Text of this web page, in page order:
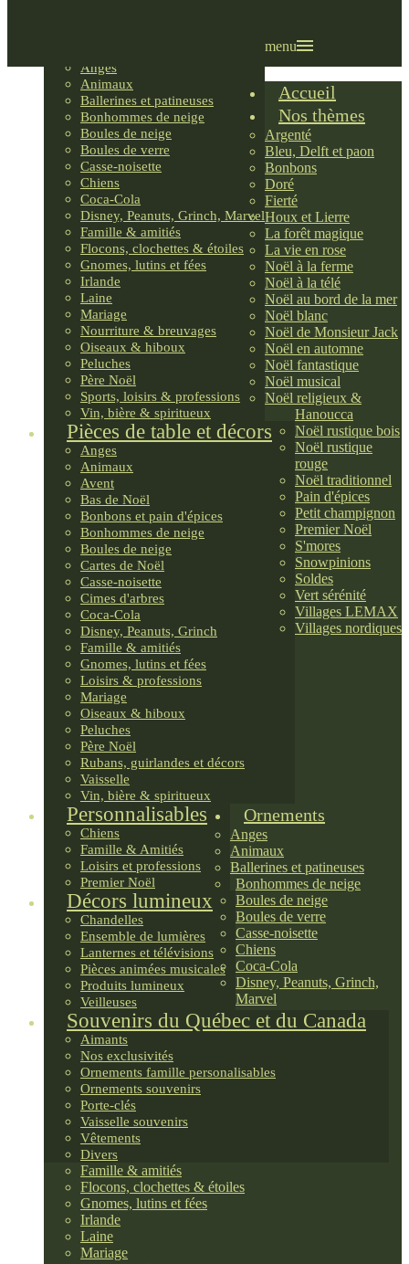
Anges
Animaux
Ballerines et patineuses
Bonhommes de neige
Boules de neige
Boules de verre
Casse-noisette
Chiens
Coca-Cola
Disney, Peanuts, Grinch, Marvel
Famille & amitiés
Flocons, clochettes & étoiles
Gnomes, lutins et fées
Irlande
Laine
Mariage
Nourriture & breuvages
Oiseaux & hiboux
Peluches
Père Noël
Sports, loisirs & professions
Vin, bière & spiritueux
Pièces de table et décors
Anges
Animaux
Avent
Bas de Noël
Bonbons et pain d'épices
Bonhommes de neige
Boules de neige
Cartes de Noël
Casse-noisette
Cimes d'arbres
Coca-Cola
Disney, Peanuts, Grinch
Famille & amitiés
Gnomes, lutins et fées
Loisirs & professions
Mariage
Oiseaux & hiboux
Peluches
Père Noël
Rubans, guirlandes et décors
Vaisselle
Vin, bière & spiritueux
Personnalisables
Chiens
Famille & Amitiés
Loisirs et professions
Premier Noël
Décors lumineux
Chandelles
Ensemble de lumières
Lanternes et télévisions
Pièces animées musicales
Produits lumineux
Veilleuses
Souvenirs du Québec et du Canada
Aimants
Nos exclusivités
Ornements famille personalisables
Ornements souvenirs
Porte-clés
Vaisselle souvenirs
Vêtements
Divers
menu
Accueil
Nos thèmes
Argenté
Bleu, Delft et paon
Bonbons
Doré
Fierté
Houx et Lierre
La forêt magique
La vie en rose
Noël à la ferme
Noël à la télé
Noël au bord de la mer
Noël blanc
Noël de Monsieur Jack
Noël en automne
Noël fantastique
Noël musical
Noël religieux &
Hanoucca
Noël rustique bois
Noël rustique
rouge
Noël traditionnel
Pain d'épices
Petit champignon
Premier Noël
S'mores
Snowpinions
Soldes
Vert sérénité
Villages LEMAX
Villages nordiques
Ornements
Anges
Animaux
Ballerines et patineuses
Bonhommes de neige
Boules de neige
Boules de verre
Casse-noisette
Chiens
Coca-Cola
Disney, Peanuts, Grinch,
Marvel
Famille & amitiés
Flocons, clochettes & étoiles
Gnomes, lutins et fées
Irlande
Laine
Mariage